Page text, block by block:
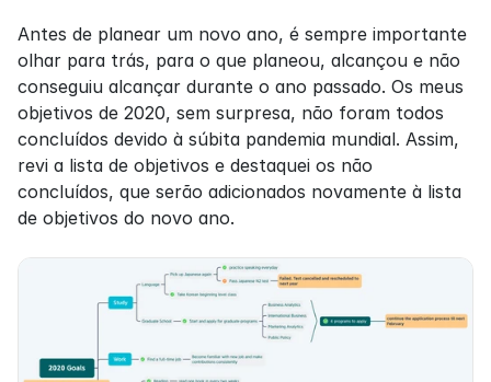
Antes de planear um novo ano, é sempre importante
olhar para trás, para o que planeou, alcançou e não
conseguiu alcançar durante o ano passado. Os meus
objetivos de 2020, sem surpresa, não foram todos
concluídos devido à súbita pandemia mundial. Assim,
revi a lista de objetivos e destaquei os não
concluídos, que serão adicionados novamente à lista
de objetivos do novo ano.